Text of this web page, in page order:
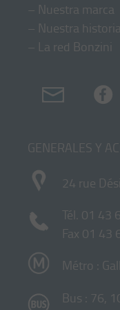
– Nuestra marca
– Nuestra historia
– La red Bonzini
GENERALES Y
24 rue
Tél. 01 43
Fax 01 43
Métro :
Bus : 76,